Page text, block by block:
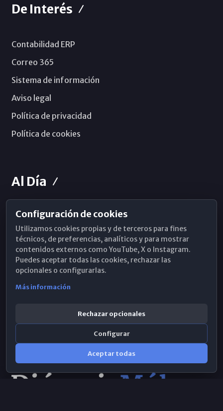
De Interés
Contabilidad ERP
Correo 365
Sistema de información
Aviso legal
Política de privacidad
Política de cookies
Al Día
Horarios de Misa
Hemeroteca
WhatsApp
Configuración de cookies
Utilizamos cookies propias y de terceros para fines
técnicos, de preferencias, analíticos y para mostrar
contenidos externos como YouTube, X o Instagram.
Puedes aceptar todas las cookies, rechazar las
opcionales o configurarlas.
Más información
Rechazar opcionales
Configurar
Aceptar todas